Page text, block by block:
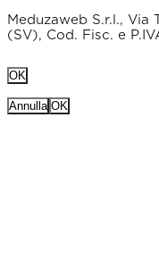
Meduzaweb S.r.l., Via
(SV), Cod. Fisc. e
OK
Annulla OK